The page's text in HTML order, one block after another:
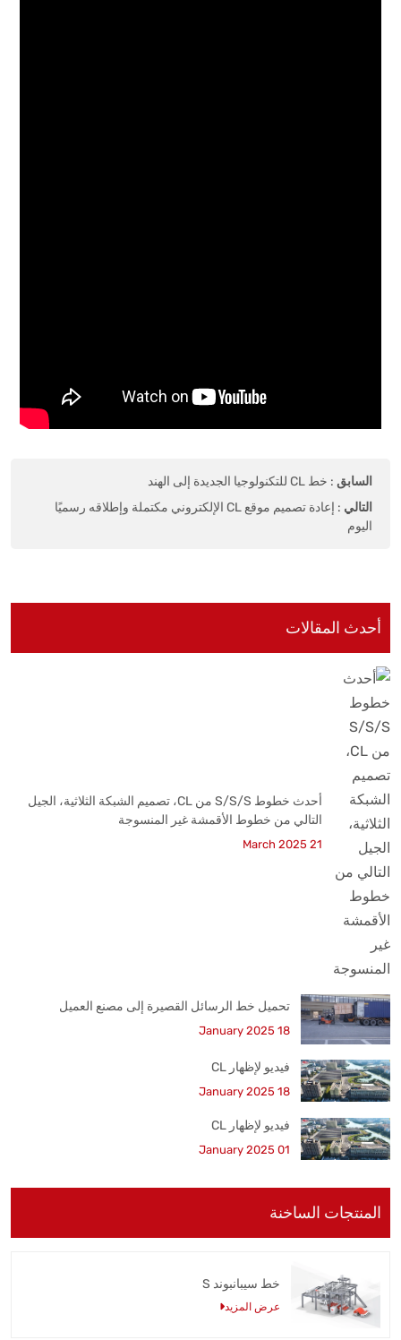
السابق : خط CL للتكنولوجيا الجديدة إلى الهند
التالي :
إعادة تصميم موقع CL الإلكتروني مكتملة وإطلاقه رسميًا
اليوم
أحدث المقالات
أحدث خطوط S/S/S من CL، تصميم الشبكة الثلاثية، الجيل
التالي من خطوط الأقمشة غير المنسوجة
21 March 2025
تحميل خط الرسائل القصيرة إلى مصنع العميل
18 January 2025
فيديو لإظهار CL
18 January 2025
فيديو لإظهار CL
01 January 2025
المنتجات الساخنة
خط سيبانبوند S
عرض المزيد